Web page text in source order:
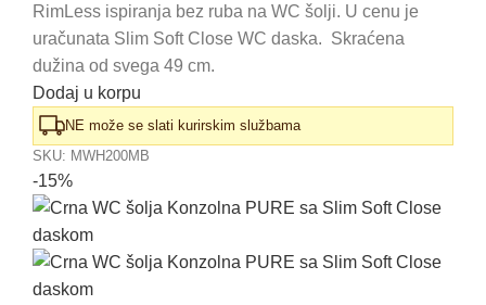
bila:
29.430,00 RSD.
25.900,00 RSD.
RimLess ispiranja bez ruba na WC šolji. U cenu je
uračunata Slim Soft Close WC daska. Skraćena
dužina od svega 49 cm.
Dodaj u korpu
NE može se slati kurirskim službama
SKU: MWH200MB
-15%